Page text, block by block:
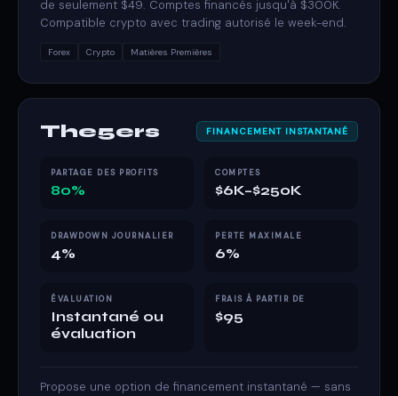
de seulement $49. Comptes financés jusqu'à $300K.
Compatible crypto avec trading autorisé le week-end.
Forex Crypto Matières Premières
The5ers FINANCEMENT INSTANTANÉ
PARTAGE DES PROFITS
80%
COMPTES
$6K–$250K
DRAWDOWN JOURNALIER
4%
PERTE MAXIMALE
6%
ÉVALUATION
Instantané ou
évaluation
FRAIS À PARTIR DE
$95
Propose une option de financement instantané — sans